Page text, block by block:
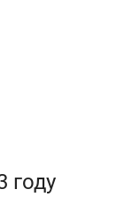
году